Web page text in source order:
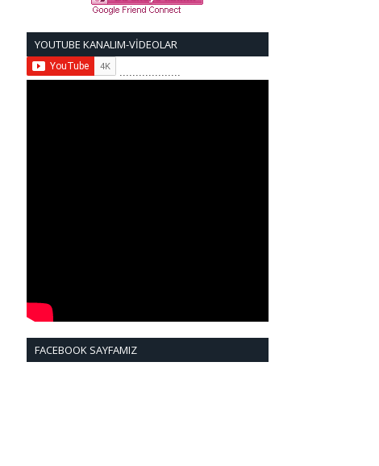
YOUTUBE KANALIM-VİDEOLAR
...................
FACEBOOK SAYFAMIZ